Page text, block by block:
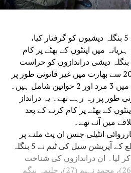
نئی دہلی :دہلی پولیس نے 5 بنگلہ دیشیوں کو گرفتار کیا،
ہریانہ میں اینٹوں کے بھٹے پر کام
کرتا تھا۔دہلی پولیس نے 5 بنگلہ دیشی دراندازوں کو حراست
میں لیا ہے۔ یہ درانداز 2017 سے بھارت میں غیر قانونی طور پر
رہ رہے تھے۔ان دراندازوں میں 3 مرد اور 2 خواتین شامل ہیں۔
طور پر رہ رہے تھے۔ یہ درانداز
کے بھٹے پر کام کرنے کے بعد
میں آئے تھے۔
انٹیلی جنس ان پٹ ملنے پر
کی گئی۔جنوبی مغربی ضلع کے آپریشن سیل کی ٹیم نے 5 بنگلہ
لیا۔ ان دراندازوں کی شناخت
آکاش (26)، چملی خاتون (26)، محمد نہیم (27)، حلیمہ بیگم